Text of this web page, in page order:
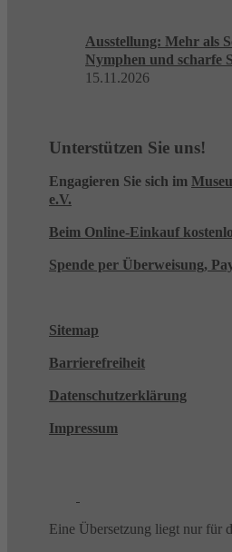
Ausstellung: Mehr als
Nymphen und scharfe
15.11.2026
Unterstützen Sie uns!
Engagieren Sie sich im
e.V.
Beim Online-Einkauf
Spende per Überweisung,
Sitemap
Barrierefreiheit
Datenschutzerklärung
Impressum
Eine Übersetzung liegt nur für